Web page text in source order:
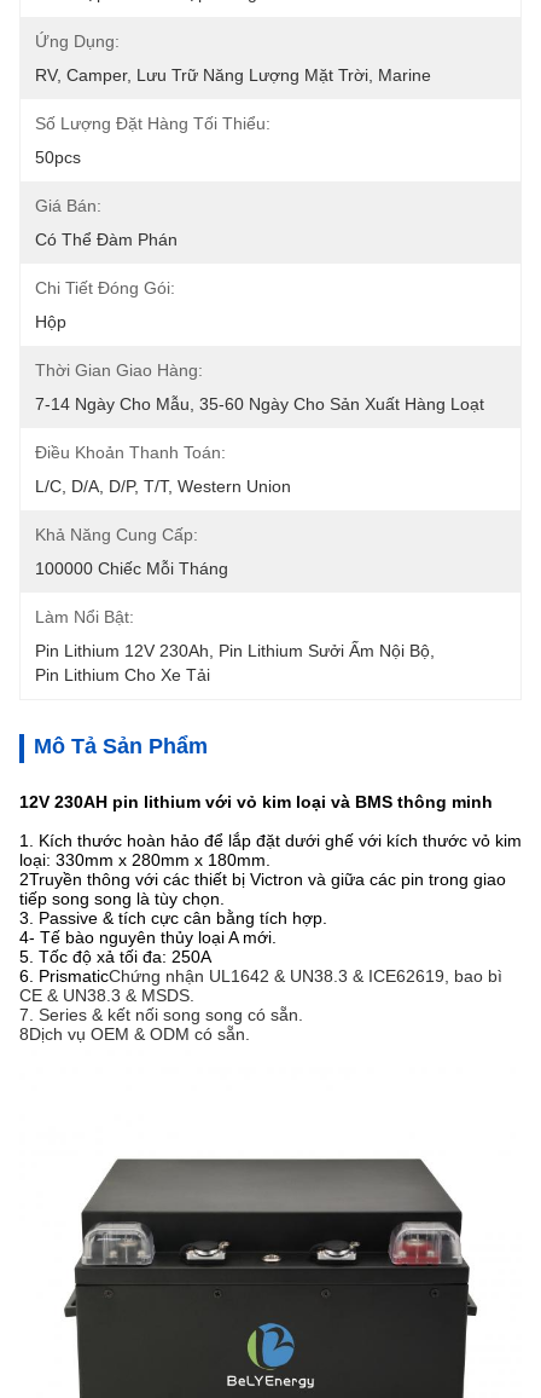
Ứng Dụng:
RV, Camper, Lưu Trữ Năng Lượng Mặt Trời, Marine
Số Lượng Đặt Hàng Tối Thiểu:
50pcs
Giá Bán:
Có Thể Đàm Phán
Chi Tiết Đóng Gói:
Hộp
Thời Gian Giao Hàng:
7-14 Ngày Cho Mẫu, 35-60 Ngày Cho Sản Xuất Hàng Loạt
Điều Khoản Thanh Toán:
L/C, D/A, D/P, T/T, Western Union
Khả Năng Cung Cấp:
100000 Chiếc Mỗi Tháng
Làm Nổi Bật:
Pin Lithium 12V 230Ah
Pin Lithium Sưởi Ấm Nội Bộ
Pin Lithium Cho Xe Tải
Mô Tả Sản Phẩm
12V 230AH pin lithium với vỏ kim loại và BMS thông minh
1. Kích thước hoàn hảo để lắp đặt dưới ghế với kích thước vỏ kim
loại: 330mm x 280mm x 180mm.
2Truyền thông với các thiết bị Victron và giữa các pin trong giao
tiếp song song là tùy chọn.
3. Passive & tích cực cân bằng tích hợp.
4- Tế bào nguyên thủy loại A mới.
5. Tốc độ xả tối đa: 250A
6. PrismaticChứng nhận UL1642 & UN38.3 & ICE62619, bao bì
CE & UN38.3 & MSDS.
7. Series & kết nối song song có sẵn.
8Dịch vụ OEM & ODM có sẵn.